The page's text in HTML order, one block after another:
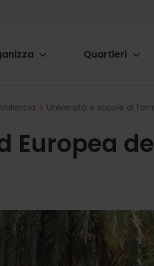
Quartieri
Università e scuole di
Europea